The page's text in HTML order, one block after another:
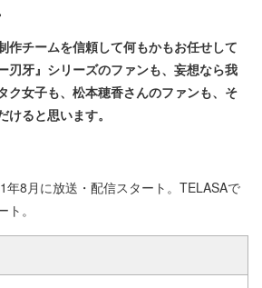
作チームを信頼して何もかもお任せして
刃牙』シリーズのファンも、妄想なら我
ク⼥⼦も、松本穂香さんのファンも、そ
ると思います。
年8月に放送・配信スタート。TELASAで
。